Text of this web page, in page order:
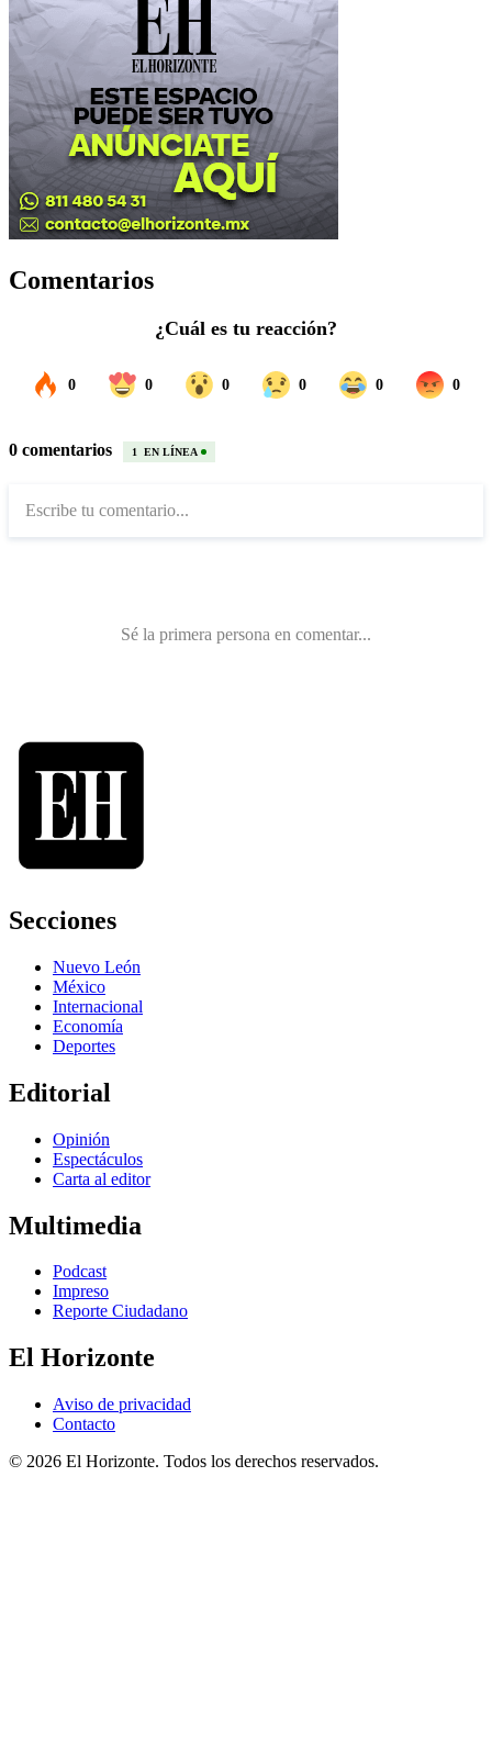
Comentarios
Secciones
Nuevo León
México
Internacional
Economía
Deportes
Editorial
Opinión
Espectáculos
Carta al editor
Multimedia
Podcast
Impreso
Reporte Ciudadano
El Horizonte
Aviso de privacidad
Contacto
© 2026 El Horizonte. Todos los derechos reservados.